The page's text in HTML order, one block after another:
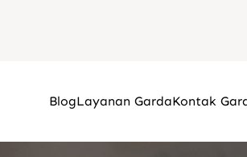
BlogLayanan GardaKontak